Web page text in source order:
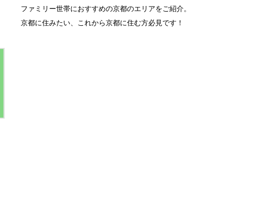
ファミリー世帯におすすめの京都のエリアをご紹介。
京都に住みたい、これから京都に住む方必見です！